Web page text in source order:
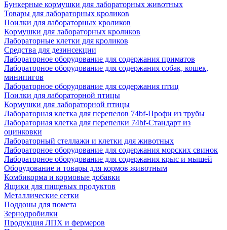
Бункерные кормушки для лабораторных животных
Товары для лабораторных кроликов
Поилки для лабораторных кроликов
Кормушки для лабораторных кроликов
Лабораторные клетки для кроликов
Средства для дезинсекции
Лабораторное оборудование для содержания приматов
Лабораторное оборудование для содержания собак, кошек,
минипигов
Лабораторное оборудование для содержания птиц
Поилки для лабораторной птицы
Кормушки для лабораторной птицы
Лабораторная клетка для перепелов 74bf-Профи из трубы
Лабораторная клетка для перепелки 74bf-Стандарт из
оцинковки
Лабораторный стеллажи и клетки для животных
Лабораторное оборудование для содержания морских свинок
Лабораторное оборудование для содержания крыс и мышей
Оборудование и товары для кормов животным
Комбикорма и кормовые добавки
Ящики для пищевых продуктов
Металлические сетки
Поддоны для помета
Зернодробилки
Продукция ЛПХ и фермеров